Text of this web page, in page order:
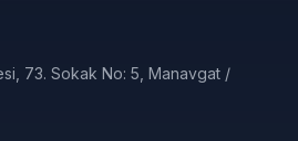
73. Sokak No: 5, Manavgat /